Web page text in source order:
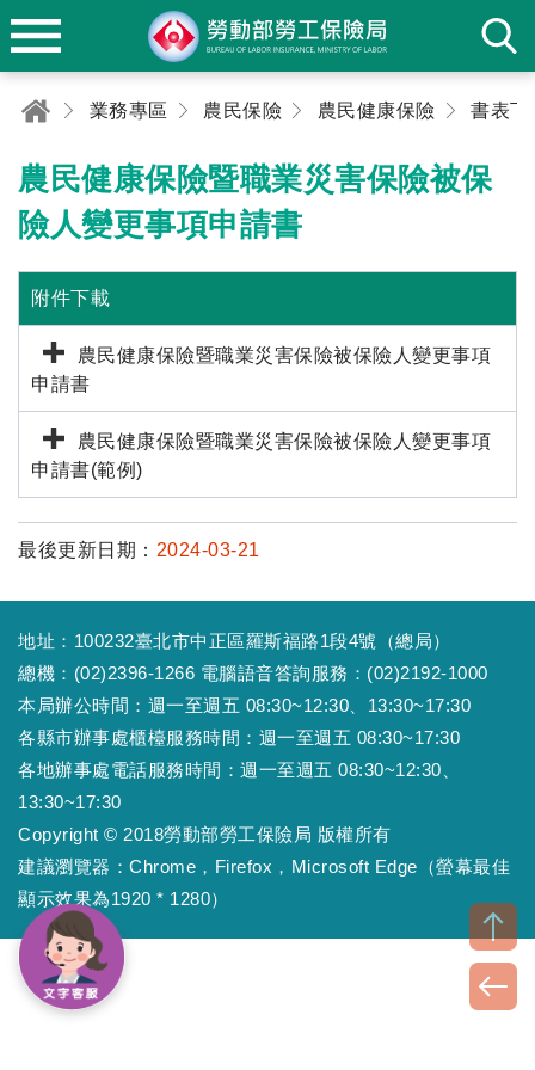
業務專區 農民保險 農民健康保險 書表下
農民健康保險暨職業災害保險被保
險人變更事項申請書
附件下載
農民健康保險暨職業災害保險被保險人變更事項
申請書
農民健康保險暨職業災害保險被保險人變更事項
申請書(範例)
最後更新日期： 2024-03-21
地址：100232臺北市中正區羅斯福路1段4號（總局）
總機：(02)2396-1266 電腦語音答詢服務：(02)2192-1000
本局辦公時間：週一至週五 08:30~12:30、13:30~17:30
各縣市辦事處櫃檯服務時間：週一至週五 08:30~17:30
各地辦事處電話服務時間：週一至週五 08:30~12:30、
13:30~17:30
Copyright © 2018勞動部勞工保險局 版權所有
建議瀏覽器：Chrome，Firefox，Microsoft Edge（螢幕最佳
顯示效果為1920 * 1280）